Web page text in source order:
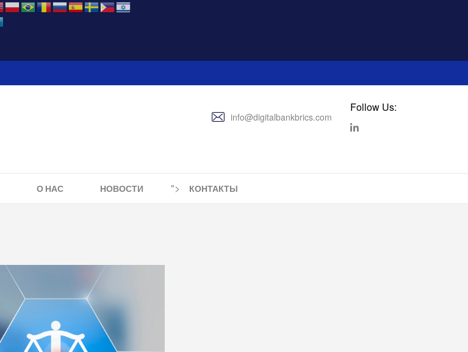
info@digitalbankbrics.com
Follow Us:
О НАС НОВОСТИ "> КОНТАКТЫ